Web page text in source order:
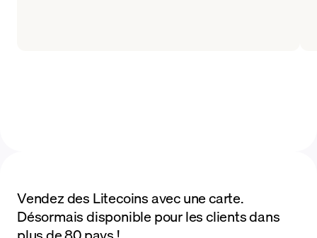
Vendez des Litecoins avec une carte.
Désormais disponible pour les clients dans